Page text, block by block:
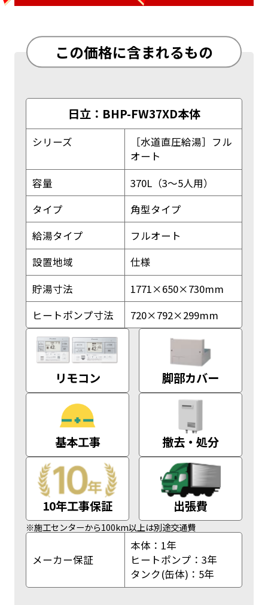
この価格に含まれるもの
日立：BHP-FW37XD本体
シリーズ
［水道直圧給湯］フル
オート
容量
370L（3～5人用）
タイプ
角型タイプ
給湯タイプ
フルオート
設置地域
仕様
貯湯寸法
1771×650×730mm
ヒートポンプ寸法
720×792×299mm
リモコン 脚部カバー
基本工事 撤去・処分
10年工事保証 出張費
※施工センターから100km以上は別途交通費
メーカー保証
本体：1年
ヒートポンプ：3年
タンク(缶体)：5年